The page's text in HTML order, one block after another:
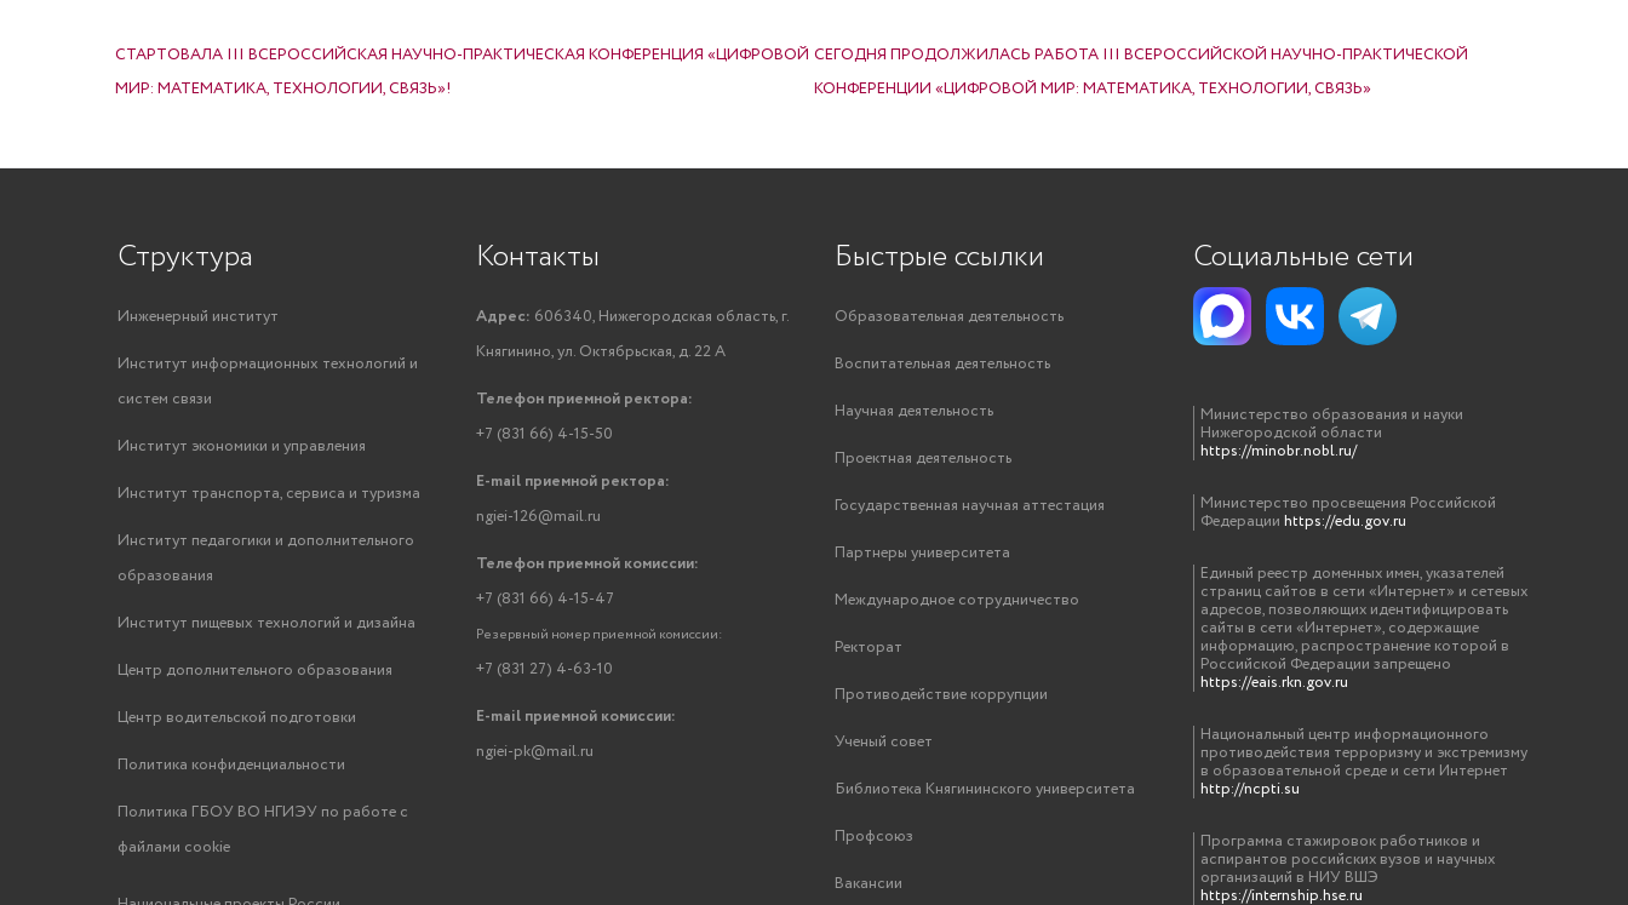
СТАРТОВАЛА III ВСЕРОССИЙСКАЯ НАУЧНО-ПРАКТИЧЕСКАЯ КОНФЕРЕНЦИЯ «ЦИФРОВОЙ
МИР: МАТЕМАТИКА, ТЕХНОЛОГИИ, СВЯЗЬ»!
СЕГОДНЯ ПРОДОЛЖИЛАСЬ РАБОТА III ВСЕРОССИЙСКОЙ НАУЧНО-ПРАКТИЧЕСКОЙ
КОНФЕРЕНЦИИ «ЦИФРОВОЙ МИР: МАТЕМАТИКА, ТЕХНОЛОГИИ, СВЯЗЬ»
Структура
Инженерный институт
Институт информационных технологий и
систем связи
Институт экономики и управления
Институт транспорта, сервиса и туризма
Институт педагогики и дополнительного
образования
Институт пищевых технологий и дизайна
Центр дополнительного образования
Центр водительской подготовки
Политика конфиденциальности
Политика ГБОУ ВО НГИЭУ по работе с
файлами cookie
Контакты
Адрес: 606340, Нижегородская область, г.
Княгинино, ул. Октябрьская, д. 22 А
Телефон приемной ректора:
+7 (831 66) 4-15-50
E-mail приемной ректора:
ngiei-126@mail.ru
Телефон приемной комиссии:
+7 (831 66) 4-15-47
Резервный номер приемной комиссии:
+7 (831 27) 4-63-10
E-mail приемной комиссии:
ngiei-pk@mail.ru
Быстрые ссылки
Образовательная деятельность
Воспитательная деятельность
Научная деятельность
Проектная деятельность
Государственная научная аттестация
Партнеры университета
Международное сотрудничество
Ректорат
Противодействие коррупции
Ученый совет
Библиотека Княгининского университета
Профсоюз
Вакансии
Социальные сети
Министерство образования и науки
Нижегородской области
https://minobr.nobl.ru/
Министерство просвещения Российской
Федерации https://edu.gov.ru
Единый реестр доменных имен, указателей
страниц сайтов в сети «Интернет» и сетевых
адресов, позволяющих идентифицировать
сайты в сети «Интернет», содержащие
информацию, распространение которой в
Российской Федерации запрещено
https://eais.rkn.gov.ru
Национальный центр информационного
противодействия терроризму и экстремизму
в образовательной среде и сети Интернет
http://ncpti.su
Программа стажировок работников и
аспирантов российских вузов и научных
организаций в НИУ ВШЭ
https://internship.hse.ru